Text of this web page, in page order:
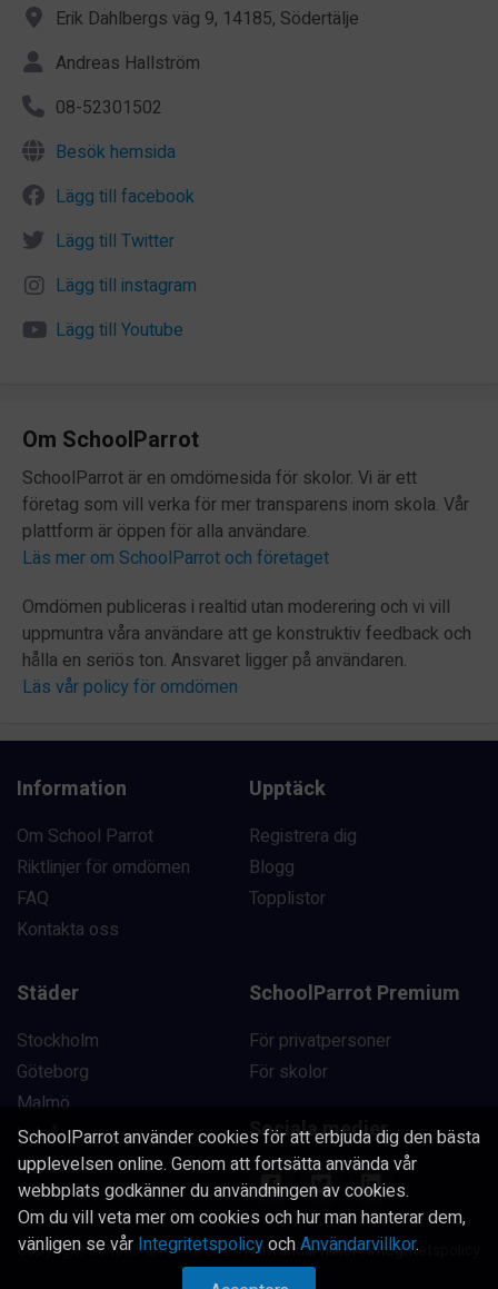
Erik Dahlbergs väg 9, 14185, Södertälje
Andreas Hallström
08-52301502
Besök hemsida
Lägg till facebook
Lägg till Twitter
Lägg till instagram
Lägg till Youtube
Om SchoolParrot
SchoolParrot är en omdömesida för skolor. Vi är ett
företag som vill verka för mer transparens inom skola. Vår
plattform är öppen för alla användare.
Läs mer om SchoolParrot och företaget
Omdömen publiceras i realtid utan moderering och vi vill
uppmuntra våra användare att ge konstruktiv feedback och
hålla en seriös ton. Ansvaret ligger på användaren.
Läs vår policy för omdömen
Information
Om School Parrot
Riktlinjer för omdömen
FAQ
Kontakta oss
Upptäck
Registrera dig
Blogg
Topplistor
Städer
Stockholm
Göteborg
Malmö
Luleå
Uppsala
SchoolParrot Premium
För privatpersoner
För skolor
Sociala medier
Copyright SchoolParrot AB 2023|Användarvillkor|Integritetspolicy
SchoolParrot använder cookies för att erbjuda dig den bästa
upplevelsen online. Genom att fortsätta använda vår
webbplats godkänner du användningen av cookies.
Om du vill veta mer om cookies och hur man hanterar dem,
vänligen se vår IntegritetspolicyochAnvändarvillkor.